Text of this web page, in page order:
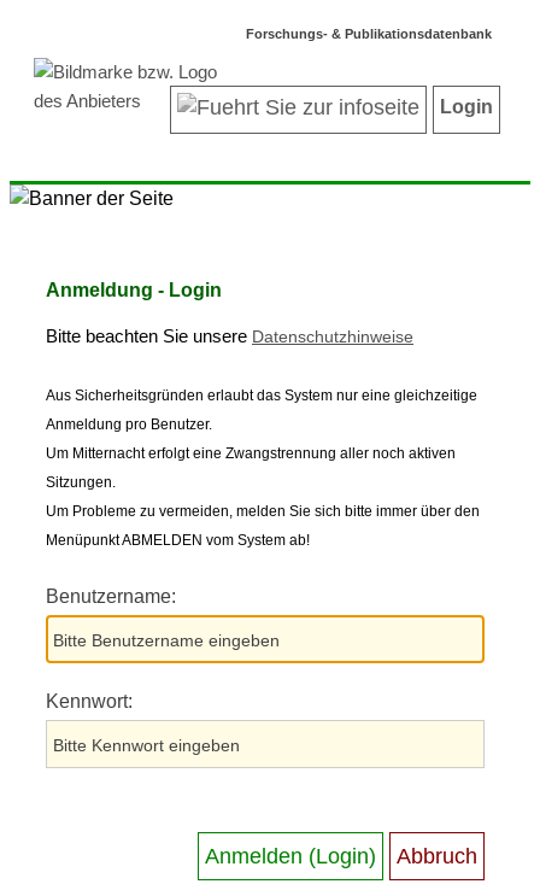
Forschungs- & Publikationsdatenbank
Login
Anmeldung - Login
Bitte beachten Sie unsere Datenschutzhinweise
Aus Sicherheitsgründen erlaubt das System nur eine gleichzeitige
Anmeldung pro Benutzer.
Um Mitternacht erfolgt eine Zwangstrennung aller noch aktiven
Sitzungen.
Um Probleme zu vermeiden, melden Sie sich bitte immer über den
Menüpunkt ABMELDEN vom System ab!
Benutzername:
Kennwort: